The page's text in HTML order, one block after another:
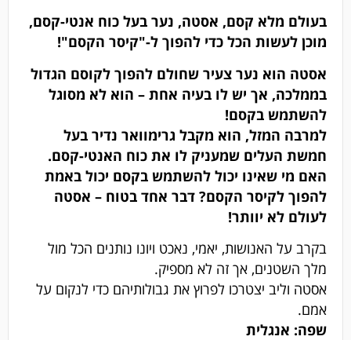
בעולם מלא קסם, אסטה, נער בעל כוח אנטי-קסם,
מוכן לעשות הכל כדי להפוך ל-"קיסר הקסם"!
אסטה הוא נער צעיר שחולם להפוך לקוסם הגדול
בממלכה, אך יש לו בעיה אחת – הוא לא מסוגל
להשתמש בקסם!
למרבה המזל, הוא מקבל גרימוואר נדיר בעל
חמשת העלים שמעניק לו את כוח האנטי-קסם.
האם מי שאינו יכול להשתמש בקסם יכול באמת
להפוך לקיסר הקסם? דבר אחד בטוח – אסטה
לעולם לא יוותר!
בקרב על האנושות, יאמי, נאכט ויונו נותנים הכל מול
מלך השטנים, אך זה לא מספיק.
אסטה וליב יצטרכו לפרוץ את גבולותיהם כדי לנקום על
אמם.
שפה: אנגלית